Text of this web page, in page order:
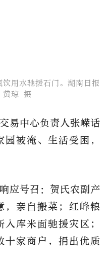
用水驰援石门。​湖南日报
黄琼 摄
易中心负责人张嵘话
被淹、生活受困，
应号召：贺氏农副产
，亲自搬菜；红峰粮
库米面驰援灾区；
十家商户，捐出优质